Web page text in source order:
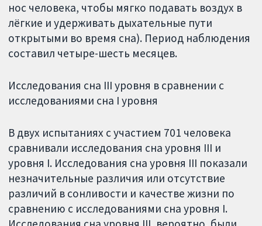
нос человека, чтобы мягко подавать воздух в
лёгкие и удерживать дыхательные пути
открытыми во время сна). Период наблюдения
составил четыре-шесть месяцев.
Исследования сна III уровня в сравнении с
исследованиями сна I уровня
В двух испытаниях с участием 701 человека
сравнивали исследования сна уровня III и
уровня I. Исследования сна уровня III показали
незначительные различия или отсутствие
различий в сонливости и качестве жизни по
сравнению с исследованиями сна уровня I.